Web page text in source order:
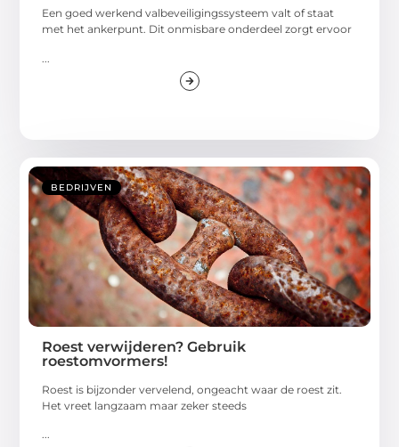
Een goed werkend valbeveiligingssysteem valt of staat
met het ankerpunt. Dit onmisbare onderdeel zorgt ervoor
BEDRIJVEN
Roest verwijderen? Gebruik
roestomvormers!
Roest is bijzonder vervelend, ongeacht waar de roest zit.
Het vreet langzaam maar zeker steeds
...